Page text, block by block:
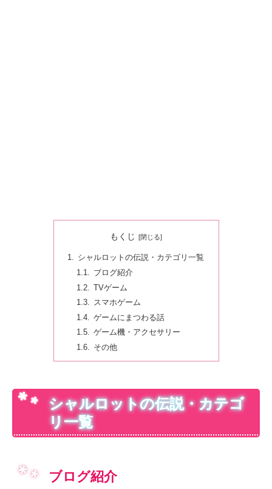
もくじ
シャルロットの伝説・カテゴリ一覧
ブログ紹介
TVゲーム
スマホゲーム
ゲームにまつわる話
ゲーム機・アクセサリー
その他
シャルロットの伝説・カテゴ
リ一覧
ブログ紹介